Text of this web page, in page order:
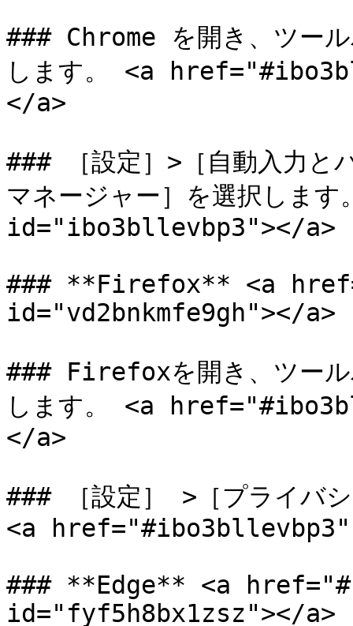
### Chrome を開き、ツー
します。 <a
</a>
### ［設定］>［自動入力と
マネージャー］を選択し
id="ibo3bllevbp3"></a>
### **Firefox** <a
id="vd2bnkmfe9gh"></a>
### Firefoxを開き、ツー
します。 <a
</a>
### ［設定］ >［プライバ
<a
### **Edge** <a
id="fyf5h8bx1zsz"></a>